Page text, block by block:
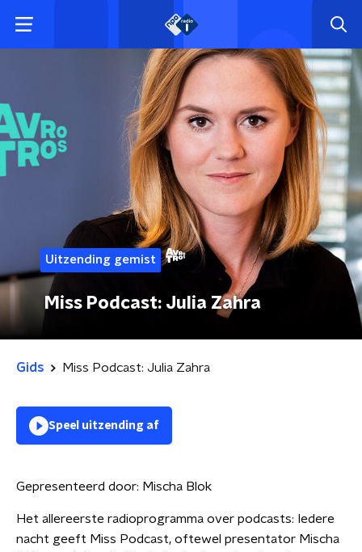
Uitzending gemist
Miss Podcast: Julia Zahra
Gids Miss Podcast: Julia Zahra
Speel uitzending af
Gepresenteerd door: Mischa Blok
Het allereerste radioprogramma over podcasts: Iedere
nacht geeft Miss Podcast, oftewel presentator Mischa